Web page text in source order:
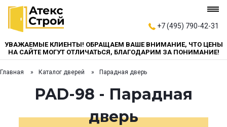
+7 (495) 790-42-31
УВАЖАЕМЫЕ КЛИЕНТЫ! ОБРАЩАЕМ ВАШЕ ВНИМАНИЕ, ЧТО ЦЕНЫ
НА САЙТЕ МОГУТ ОТЛИЧАТЬСЯ, БЛАГОДАРИМ ЗА ПОНИМАНИЕ!
Главная Каталог дверей Парадная дверь
PAD-98 - Парадная
дверь